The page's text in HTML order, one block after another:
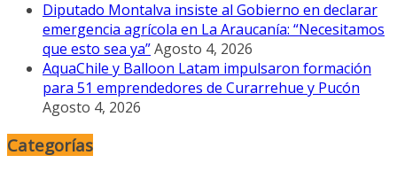
Diputado Montalva insiste al Gobierno en declarar
emergencia agrícola en La Araucanía: “Necesitamos
que esto sea ya”Agosto 4, 2026
AquaChile y Balloon Latam impulsaron formación
para 51 emprendedores de Curarrehue y Pucón
Agosto 4, 2026
Categorías